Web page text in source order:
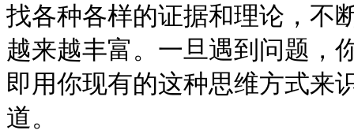
找各种各样的证据和理论，不
越来越丰富。一旦遇到问题，
即用你现有的这种思维方式来
道。